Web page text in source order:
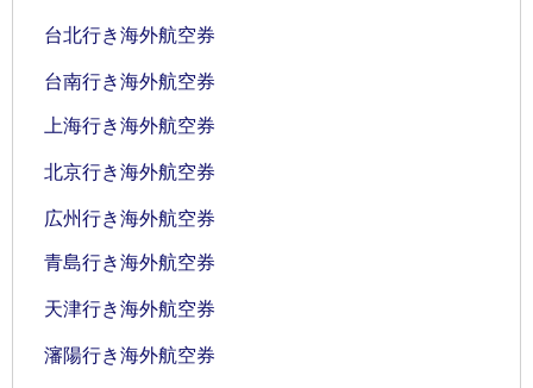
台北行き海外航空券
台南行き海外航空券
上海行き海外航空券
北京行き海外航空券
広州行き海外航空券
青島行き海外航空券
天津行き海外航空券
瀋陽行き海外航空券